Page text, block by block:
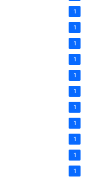
1
1
1
1
1
1
1
1
1
1
1